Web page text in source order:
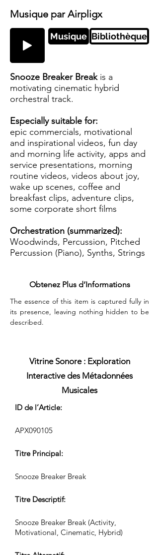
Musique par Airpligx
Musique Bibliothèque
Snooze Breaker Breakis a
motivating cinematic hybrid
orchestral track.
Especially suitable for:
epic commercials, motivational
and inspirational videos, fun day
and morning life activity, apps and
service presentations, morning
routine videos, videos about joy,
wake up scenes, coffee and
breakfast clips, adventure clips,
some corporate short films
Orchestration (summarized):
Woodwinds, Percussion, Pitched
Percussion (Piano), Synths, Strings
Obtenez Plus d’Informations
The essence of this item is captured fully in
its presence, leaving nothing hidden to be
described.
Vitrine Sonore : Exploration
Interactive des Métadonnées
Musicales
ID de l’Article:
APX090105
Titre Principal:
Snooze Breaker Break
Titre Descriptif:
Snooze Breaker Break (Activity,
Motivational, Cinematic, Hybrid)